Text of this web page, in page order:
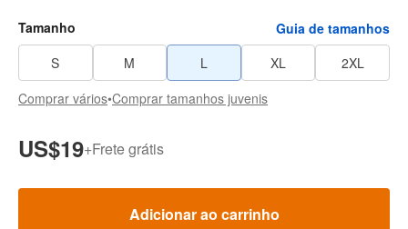
Tamanho
Guia de tamanhos
S
M L XL
2XL
Comprar vários•Comprar tamanhos juvenis
US$19+Frete grátis
Adicionar ao carrinho